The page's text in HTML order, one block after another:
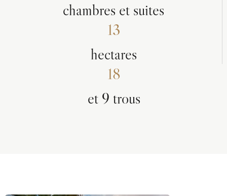
chambres et suites
13
hectares
18
et 9 trous